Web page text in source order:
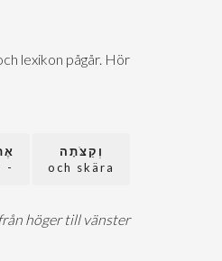
lexikon pågår. Hör
וְקַצֹּתָה
och skära
-
höger till vänster